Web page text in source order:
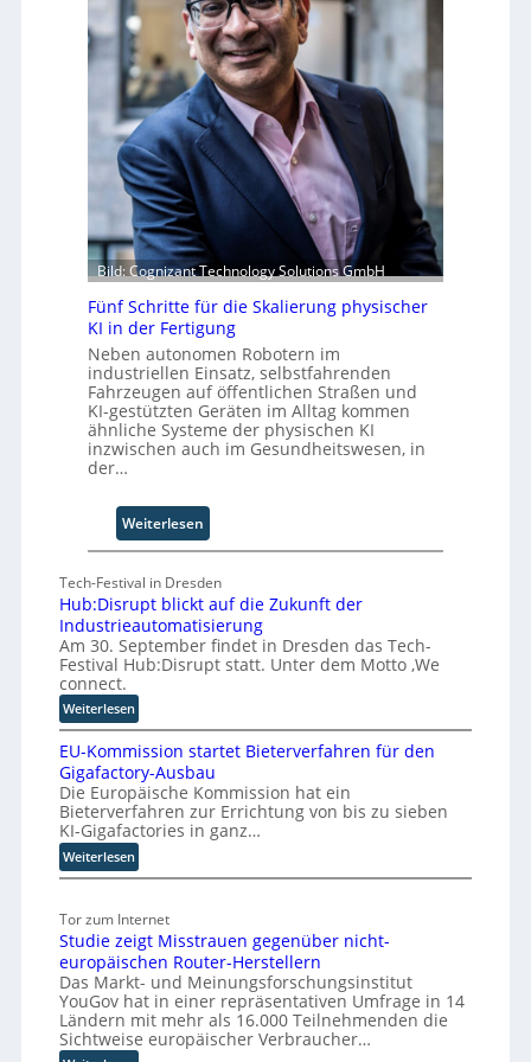
v
o
n
F
o
r
m
w
a
s
b
e
i
i
k
d
e
r
Z
u
k
u
f
t
e
r
u
f
t
S
t
e
a
n
S
c
h
w
a
b
z
u
m
-
C
E
O
Bild: Cognizant Technology Solutions GmbH
Fünf Schritte für die Skalierung physischer
KI in der Fertigung
Neben autonomen Robotern im
industriellen Einsatz, selbstfahrenden
Fahrzeugen auf öffentlichen Straßen und
KI-gestützten Geräten im Alltag kommen
ähnliche Systeme der physischen KI
inzwischen auch im Gesundheitswesen, in
der…
Weiterlesen
F
n
f
S
c
h
i
t
t
e
f
ü
d
S
k
a
l
i
Tech-Festival in Dresden
Hub:Disrupt blickt auf die Zukunft der
Industrieautomatisierung
Am 30. September findet in Dresden das Tech-
Festival Hub:Disrupt statt. Unter dem Motto ‚We
connect.
Weiterlesen:
H
u
b
:
D
i
s
r
p
t
b
l
i
c
k
EU-Kommission startet Bieterverfahren für den
Gigafactory-Ausbau
Die Europäische Kommission hat ein
Bieterverfahren zur Errichtung von bis zu sieben
KI-Gigafactories in ganz…
Weiterlesen:
E
-
K
o
m
m
i
s
Tor zum Internet
Studie zeigt Misstrauen gegenüber nicht-
europäischen Router-Herstellern
Das Markt- und Meinungsforschungsinstitut
YouGov hat in einer repräsentativen Umfrage in 14
Ländern mit mehr als 16.000 Teilnehmenden die
Sichtweise europäischer Verbraucher…